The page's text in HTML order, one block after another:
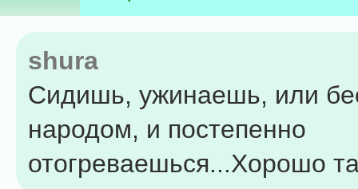
shura
Сидишь, ужинаешь, или
народом, и постепенно
отогреваешься...Хорошо